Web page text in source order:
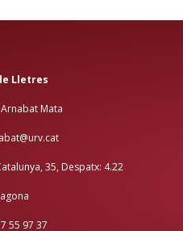
Lletres
Mata
35, Despatx: 4.22
55 97 37